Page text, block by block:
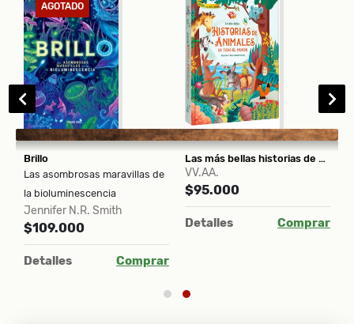
AGOTADO
Brillo
Las asombrosas maravillas de
la bioluminescencia
Jennifer N.R. Smith
$109.000
Detalles Comprar
Las más bellas historias de animales de todo el mundo
VV.AA.
$95.000
Detalles Comprar